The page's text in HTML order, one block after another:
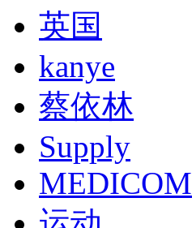
英国
kanye
蔡依林
Supply
MEDICOM